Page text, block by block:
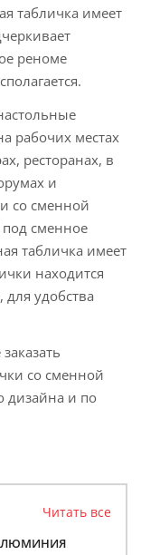
табличка имеет
реноме
рабочих местах
ресторанах, в
и
со сменной
сменное
табличка имеет
находится
удобства
со сменной
дизайна и по
Читать все